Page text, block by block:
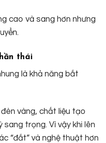
cao và sang hơn nhưng
thái
là khả năng bắt
vàng, chất liệu tạo
sang trọng. Vì vậy khi lên
“đắt” và nghệ thuật hơn